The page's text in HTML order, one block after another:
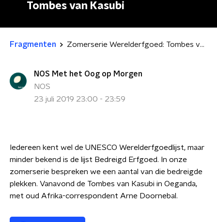
Tombes van Kasubi
Fragmenten Zomerserie Werelderfgoed: Tombes van Kasubi
NOS Met het Oog op Morgen
NOS
23 juli 2019 23:00 - 23:59
Iedereen kent wel de UNESCO Werelderfgoedlijst, maar
minder bekend is de lijst Bedreigd Erfgoed. In onze
zomerserie bespreken we een aantal van die bedreigde
plekken. Vanavond de Tombes van Kasubi in Oeganda,
met oud Afrika-correspondent Arne Doornebal.